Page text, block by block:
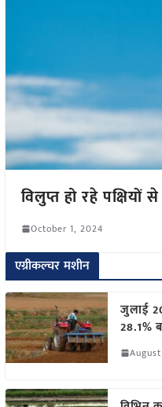
विलुप्त हो रहे पक्षियों
October 1, 2024
एग्रीकल्चर मशीन
जुलाई
28.1%